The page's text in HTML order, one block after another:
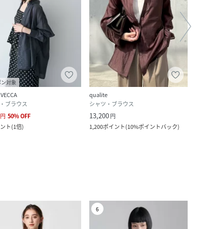
対象
ブラウス
円 50%OFF
ト(1倍)
qualite
シャツ・ブラウス
13,200円
1,200ポイント(10%ポイントバック)
6